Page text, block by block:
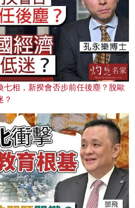
七相，新揆會否步前任後塵？脫歐
？